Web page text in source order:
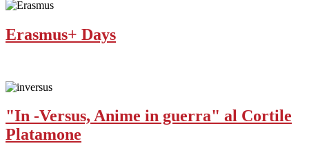
Erasmus+ Days
"In -Versus, Anime in guerra" al Cortile
Platamone